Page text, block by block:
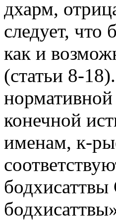
дхарм,
следует, что
как и
(статьи 8-
конечной
именам, к-